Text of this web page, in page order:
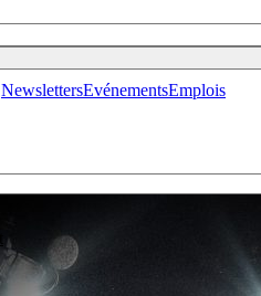
NewslettersEvénementsEmplois